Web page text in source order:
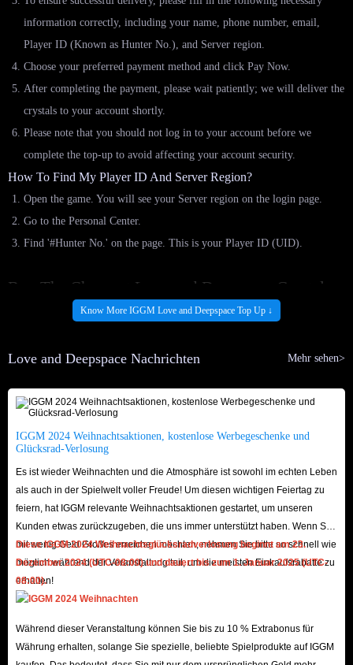
information correctly, including your name, phone number, email,
Player ID (Known as Hunter No.), and Server region.
Choose your preferred payment method and click Pay Now.
After completing the payment, please wait patiently; we will deliver the
crystals to your account shortly.
Please note that you should not log in to your account before we
complete the top-up to avoid affecting your account security.
How To Find My Player ID And Server Region?
Open the game. You will see your Server region on the login page.
Go to the Personal Center.
Find '#Hunter No.' on the page. This is your Player ID (UID).
Buy The Cheapest Love and Deepspace Crystals,
Value Outfit Box, All-In-One Bundle, And More
IGGM.com is a game product store that always puts its customers first. We
offer low prices, secure payment methods, a legal refund policy, and
attentive 24/7 customer service. We currently have a large selection of
cheap Love and Deepspace Crystals for sale on our website. Why not give
it a try?
Adequate Stock: We have affordable in-game top-ups for Love and
number of Crystals, Premium Passes, or Packs of varying values, our
ample stock can meet all your needs. Furthermore, our suppliers are
highly reliable; all in-game crystals and other top-up options for sale on
our website have been verified multiple times and are very safe. You
Affordable Prices: With years of experience in product trading and a
dedicated team monitoring market trends, IGGM.com always has the
Know More IGGM Love and Deepspace Top Up ↓
Love and Deepspace Nachrichten Mehr sehen>
IGGM 2024 Weihnachtsaktionen, kostenlose Werbegeschenke und
Glücksrad-Verlosung
Es ist wieder Weihnachten und die Atmosphäre ist sowohl im echten Leben
als auch in der Spielwelt voller Freude! Um diesen wichtigen Feiertag zu
feiern, hat IGGM relevante Weihnachtsaktionen gestartet, um unseren
Kunden etwas zurückzugeben, die uns immer unterstützt haben. Wenn Sie
mit wenig Geld Großes erreichen möchten, nehmen Sie bitte so schnell wie
möglich während der Veranstaltung teil, um die meisten Einkaufsrabatte zu
erhalten!
Diese IGGM 2024 Weihnachtsglücksradverlosung beginnt am 23.
Dezember 2024 (UTC-08:00) und dauert bis zum 1. Januar 2025 (UTC-
08:00).
Während dieser Veranstaltung können Sie bis zu 10 % Extrabonus für
Währung erhalten, solange Sie spezielle, beliebte Spielprodukte auf IGGM